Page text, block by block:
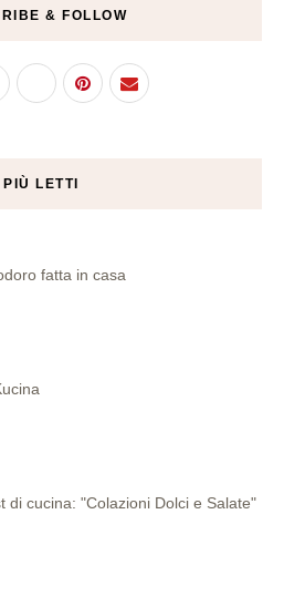
& FOLLOW
I PIÙ LETTI
fatta in casa
di cucina: "Colazioni Dolci e Salate"